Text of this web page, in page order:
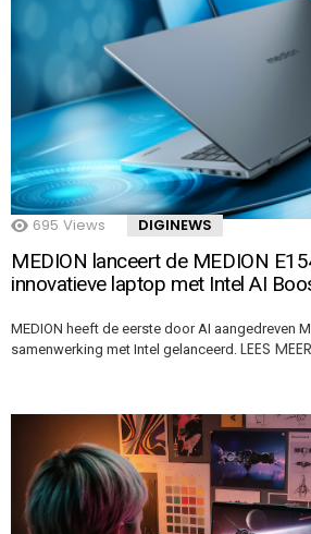
695 Views DIGINEWS
MEDION lanceert de MEDION
innovatieve laptop met Intel AI
MEDION heeft de eerste door AI aangedreven
samenwerking met Intel gelanceerd. LEES